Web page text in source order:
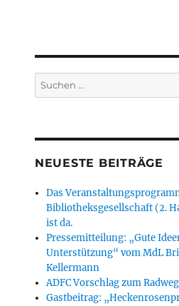
Suchen
nach:
NEUESTE BEITRÄGE
Das
Bibliotheksgesellschaft (2.
ist da.
Pressemitteilung: „Gute
Unterstützung“ vom MdL
Kellermann
ADFC Vorschlag zum
Gastbeitrag: